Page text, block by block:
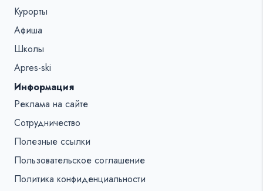
Курорты
Афиша
Школы
Apres-ski
Информация
Реклама на сайте
Сотрудничество
Полезные ссылки
Пользовательское соглашение
Политика конфиденциальности